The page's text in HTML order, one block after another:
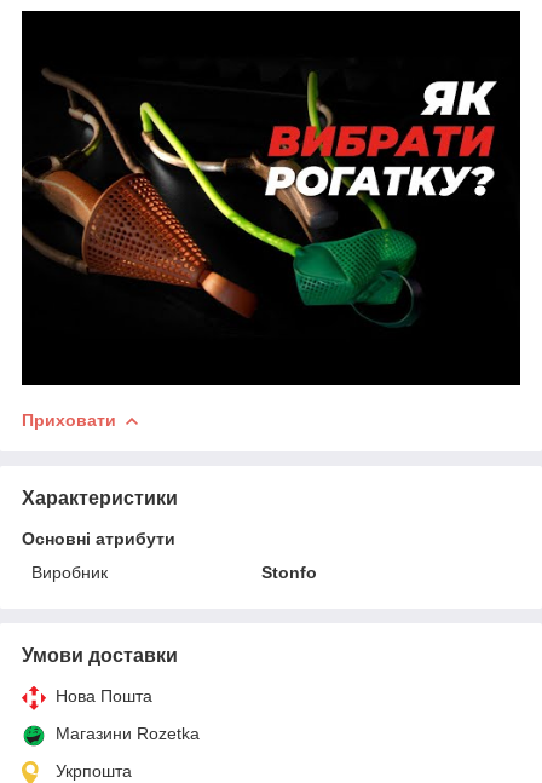
Приховати
Характеристики
Основні атрибути
Виробник
Stonfo
Умови доставки
Нова Пошта
Магазини Rozetka
Укрпошта